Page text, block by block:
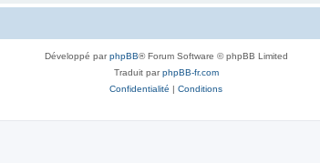
Développé parphpBB® Forum Software © phpBB Limited
Traduit parphpBB-fr.com
Confidentialité | Conditions